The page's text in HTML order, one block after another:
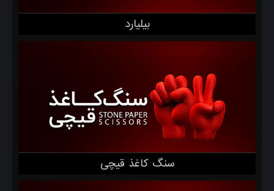
بیلیارد
سنگ کاغذ قیچی